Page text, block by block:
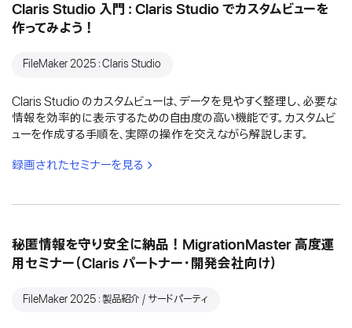
Claris Studio 入門：Claris Studio でカスタムビューを
作ってみよう！
FileMaker 2025：Claris Studio
Claris Studio のカスタムビューは、データを見やすく整理し、必要な
情報を効率的に表示するための自由度の高い機能です。カスタムビ
ューを作成する手順を、実際の操作を交えながら解説します。
録画されたセミナーを見る
秘匿情報を守り安全に納品！MigrationMaster 高度運
用セミナー（Claris パートナー・開発会社向け）
FileMaker 2025：製品紹介 / サードパーティ